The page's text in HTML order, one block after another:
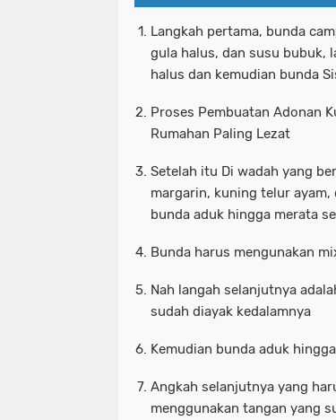
Langkah pertama, bunda
gula halus, dan susu bubuk,
halus dan kemudian bunda
Proses Pembuatan Adonan
Rumahan Paling Lezat
Setelah itu Di wadah yang
margarin, kuning telur
bunda aduk hingga merata
Bunda harus mengunakan
Nah langah selanjutnya
sudah diayak kedalamnya
Kemudian bunda aduk
Angkah selanjutnya yang
menggunakan tangan yang